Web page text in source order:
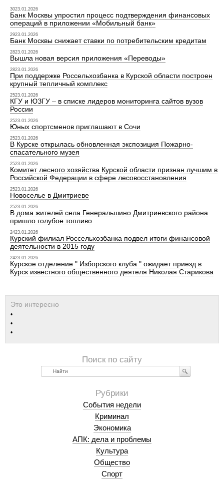
3023.01.2026
Банк Москвы упростил процесс подтверждения финансовых
операций в приложении «Мобильный банк»
2923.01.2026
Банк Москвы снижает ставки по потребительским кредитам
2823.01.2026
Вышла новая версия приложения «Переводы»
2823.01.2026
При поддержке Россельхозбанка в Курской области построен
крупный тепличный комплекс
2523.01.2026
КГУ и ЮЗГУ – в списке лидеров мониторинга сайтов вузов
России
2523.01.2026
Юных спортсменов приглашают в Сочи
2523.01.2026
В Курске открылась обновленная экспозиция Пожарно-
спасательного музея
2523.01.2026
Комитет лесного хозяйства Курской области признан лучшим в
Российской Федерации в сфере лесовосстановления
2523.01.2026
Новоселье в Дмитриеве
2523.01.2026
В дома жителей села Генеральшино Дмитриевского района
пришло голубое топливо
2423.01.2026
Курский филиал Россельхозбанка подвел итоги финансовой
деятельности в 2015 году
2423.01.2026
Курское отделение " Изборского клуба " ожидает приезд в
Курск известного общественного деятеля Николая Старикова
Найти
События недели
Криминал
Экономика
АПК: дела и проблемы
Культура
Общество
Спорт